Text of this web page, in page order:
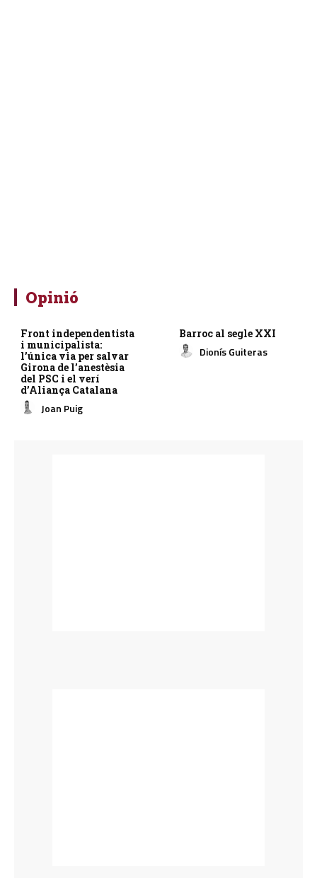
Opinió
Front independentista
i municipalista:
l’única via per salvar
Girona de l’anestèsia
del PSC i el verí
d’Aliança Catalana
Joan Puig
Barroc al segle XXI
Dionís Guiteras